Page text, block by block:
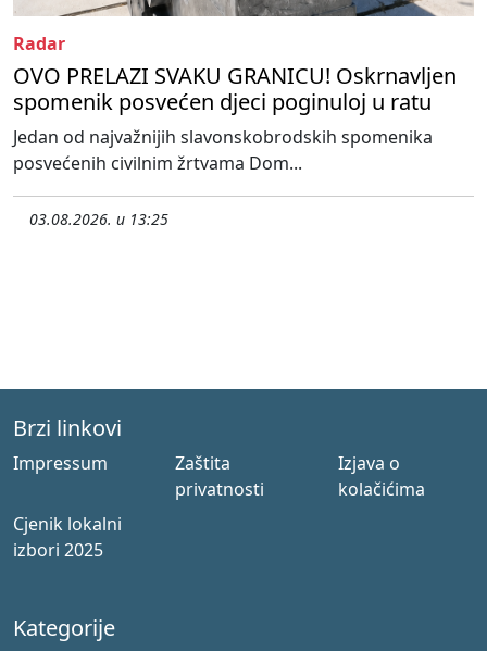
Radar
OVO PRELAZI SVAKU GRANICU! Oskrnavljen
spomenik posvećen djeci poginuloj u ratu
Jedan od najvažnijih slavonskobrodskih spomenika
posvećenih civilnim žrtvama Dom...
03.08.2026. u 13:25
Brzi linkovi
Impressum
Zaštita
privatnosti
Izjava o
kolačićima
Cjenik lokalni
izbori 2025
Kategorije